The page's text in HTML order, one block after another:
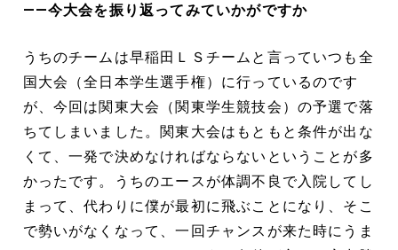
――今大会を振り返ってみていかがですか
うちのチームは早稲田ＬＳチームと言っていつも全
国大会（全日本学生選手権）に行っているのです
が、今回は関東大会（関東学生競技会）の予選で落
ちてしまいました。関東大会はもともと条件が出な
くて、一発で決めなければならないということが多
かったです。うちのエースが体調不良で入院してし
まって、代わりに僕が最初に飛ぶことになり、そこ
で勢いがなくなって、一回チャンスが来た時にうま